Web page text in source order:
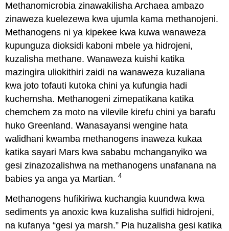
Methanomicrobia zinawakilisha Archaea ambazo
zinaweza kuelezewa kwa ujumla kama methanojeni.
Methanogens ni ya kipekee kwa kuwa wanaweza
kupunguza dioksidi kaboni mbele ya hidrojeni,
kuzalisha methane. Wanaweza kuishi katika
mazingira uliokithiri zaidi na wanaweza kuzaliana
kwa joto tofauti kutoka chini ya kufungia hadi
kuchemsha. Methanogeni zimepatikana katika
chemchem za moto na vilevile kirefu chini ya barafu
huko Greenland. Wanasayansi wengine hata
walidhani kwamba methanogens inaweza kukaa
katika sayari Mars kwa sababu mchanganyiko wa
gesi zinazozalishwa na methanogens unafanana na
babies ya anga ya Martian.4
Methanogens hufikiriwa kuchangia kuundwa kwa
sediments ya anoxic kwa kuzalisha sulfidi hidrojeni,
na kufanya “gesi ya marsh.” Pia huzalisha gesi katika